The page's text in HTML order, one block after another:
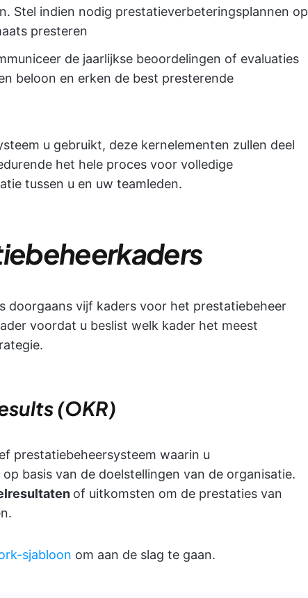
Stel indien nodig prestatieverbeteringsplannen op
presteren
de jaarlijkse beoordelingen of evaluaties
beloon en erken de best presterende
u gebruikt, deze kernelementen zullen deel
het hele proces voor volledige
tussen u en uw teamleden.
doorgaans vijf kaders voor het prestatiebeheer
voordat u beslist welk kader het meest
(OKR)
prestatiebeheersysteem waarin u
basis van de doelstellingen van de organisatie.
of uitkomsten om de prestaties van
sjabloon om aan de slag te gaan.